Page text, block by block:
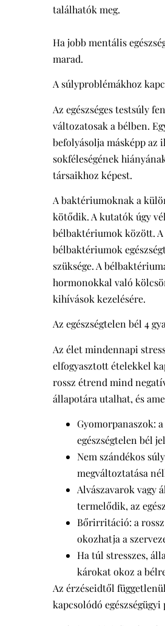
találhatók meg.
Ha jobb mentális
marad.
A súlyproblémákhoz
Az egészséges testsúly
változatosak a bélben.
befolyásolja másképp az
sokféleségének
társaikhoz képest.
A baktériumoknak a
kötődik. A kutatók úgy
bélbaktériumok között. A
bélbaktériumok
szüksége. A
hormonokkal való
kihívások kezelésére.
Az egészségtelen bél 4
Az élet mindennapi
elfogyasztott ételekkel
rossz étrend mind
állapotára utalhat, és
Gyomorpanaszok:
egészségtelen bél
Nem szándékos
megváltoztatása
Alvászavarok vagy
termelődik, az
Bőrirritáció: a
okozhatja a
Ha túl stresszes,
károkat okoz a
Az érzéseidtől
kapcsolódó